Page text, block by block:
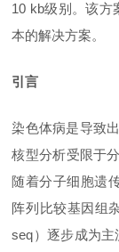
10 kb级别。该方
本的解决方案。
引言
染色体病是导致
核型分析受限于
随着分子细胞遗
阵列比较基因组
seq）逐步成为